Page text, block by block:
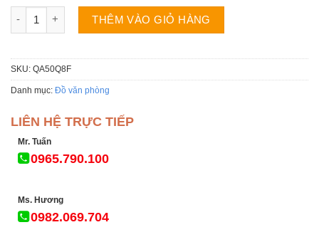
Tivi Samsung QA50Q8F | 50 inch 4K QLED Tizen số lượng
THÊM VÀO GIỎ HÀNG
SKU: QA50Q8F
Danh mục: Đồ văn phòng
LIÊN HỆ TRỰC TIẾP
Mr. Tuấn
0965.790.100
Ms. Hương
0982.069.704